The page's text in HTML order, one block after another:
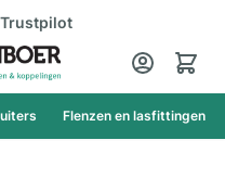
Trustpilot
Cart
Flenzen en lasfittingen